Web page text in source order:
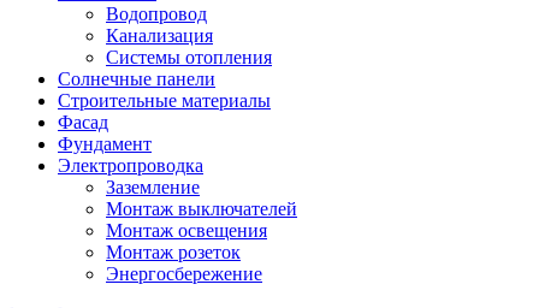
Водопровод
Канализация
Системы отопления
Солнечные панели
Строительные материалы
Фасад
Фундамент
Электропроводка
Заземление
Монтаж выключателей
Монтаж освещения
Монтаж розеток
Энергосбережение